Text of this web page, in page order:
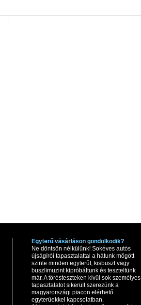
Egyterű vásárláson gondolkodik?
Ne döntsön nélkülünk! Sokéves autós
újságírói tapasztalattal a hátunk mögött
szinte minden egyterűt, kisbuszt vagy
buszlimuzint kipróbáltunk és teszteltünk
már. A törésteszteken kívül sok személyes
tapasztalatot sikerült szerezünk a
magyarországi piacon elérhető
egyterűekkel kapcsolatban.